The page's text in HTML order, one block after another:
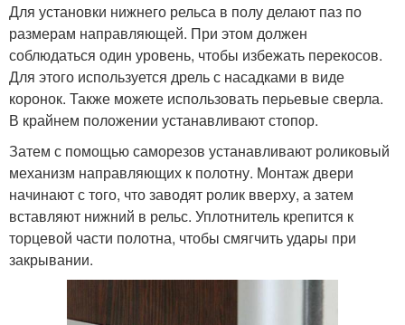
Для установки нижнего рельса в полу делают паз по
размерам направляющей. При этом должен
соблюдаться один уровень, чтобы избежать перекосов.
Для этого используется дрель с насадками в виде
коронок. Также можете использовать перьевые сверла.
В крайнем положении устанавливают стопор.
Затем с помощью саморезов устанавливают роликовый
механизм направляющих к полотну. Монтаж двери
начинают с того, что заводят ролик вверху, а затем
вставляют нижний в рельс. Уплотнитель крепится к
торцевой части полотна, чтобы смягчить удары при
закрывании.